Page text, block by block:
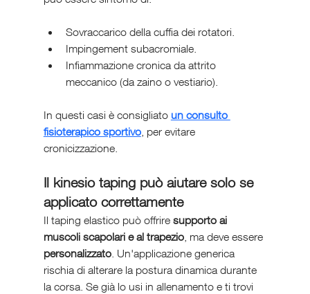
Sovraccarico della cuffia dei rotatori.
Impingement subacromiale.
Infiammazione cronica da attrito
meccanico (da zaino o vestiario).
In questi casi è consigliato un consulto
fisioterapico sportivo, per evitare
cronicizzazione.
Il kinesio taping può aiutare solo se
applicato correttamente
Il taping elastico può offrire supporto ai
muscoli scapolari e al trapezio, ma deve essere
personalizzato. Un'applicazione generica
rischia di alterare la postura dinamica durante
la corsa. Se già lo usi in allenamento e ti trovi